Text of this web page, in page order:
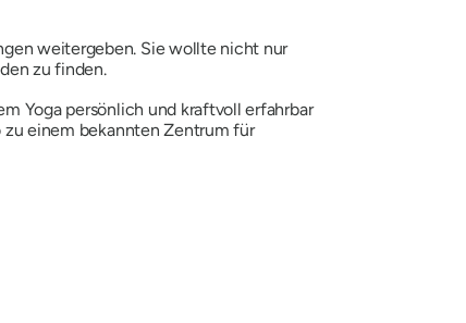
weitergeben. Sie wollte nicht nur
zu finden.
Yoga persönlich und kraftvoll erfahrbar
zu einem bekannten Zentrum für